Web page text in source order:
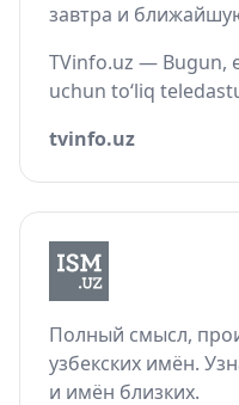
завтра и
TVinfo.uz — Bugun,
uchun to‘liq
tvinfo.uz
Полный смысл,
узбекских имён.
и имён близких.